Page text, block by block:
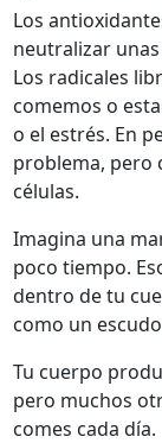
Los
neutralizar
Los radicales
comemos o
o el estrés. En
problema, pero
células.
Imagina una
poco tiempo.
dentro de tu
como un
Tu cuerpo
pero muchos
comes cada día.